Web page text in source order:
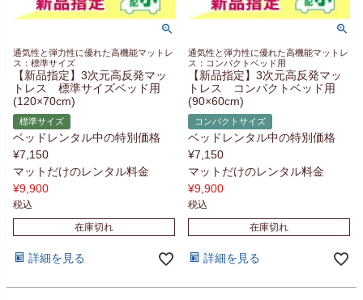
通気性と弾力性に優れた高機能マットレ
ス：標準サイズ
【新品指定】3次元高反発マッ
トレス 標準サイズベッド用
(120×70cm)
標準サイズ
ベッドレンタル中の特別価格
¥7,150
マットだけのレンタル料金
¥9,900
税込
在庫切れ
詳細を見る
通気性と弾力性に優れた高機能マットレ
ス：コンパクトベッド用
【新品指定】3次元高反発マッ
トレス コンパクトベッド用
(90×60cm)
コンパクトサイズ
ベッドレンタル中の特別価格
¥7,150
マットだけのレンタル料金
¥9,900
税込
在庫切れ
詳細を見る